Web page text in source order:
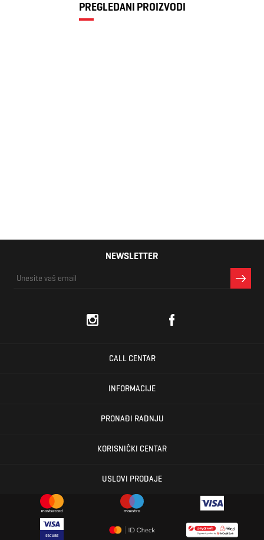
PREGLEDANI PROIZVODI
NEWSLETTER
CALL CENTAR
INFORMACIJE
PRONAĐI RADNJU
KORISNIČKI CENTAR
USLOVI PRODAJE